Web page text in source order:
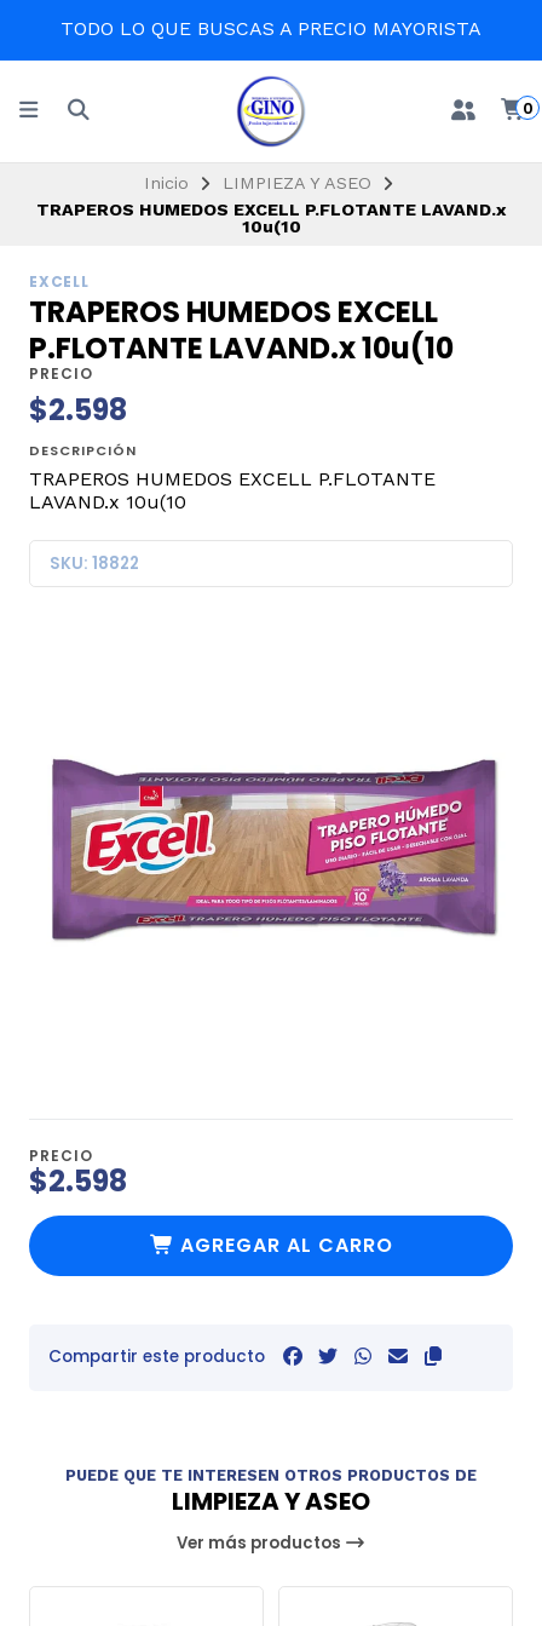
TODO LO QUE BUSCAS A PRECIO MAYORISTA
0
Inicio
LIMPIEZA Y ASEO
TRAPEROS HUMEDOS EXCELL P.FLOTANTE LAVAND.x
10u(10
EXCELL
TRAPEROS HUMEDOS EXCELL
P.FLOTANTE LAVAND.x 10u(10
PRECIO
$2.598
DESCRIPCIÓN
TRAPEROS HUMEDOS EXCELL P.FLOTANTE
LAVAND.x 10u(10
SKU: 18822
PRECIO
$2.598
AGREGAR AL CARRO
Compartir este producto
PUEDE QUE TE INTERESEN OTROS PRODUCTOS DE
LIMPIEZA Y ASEO
Ver más productos